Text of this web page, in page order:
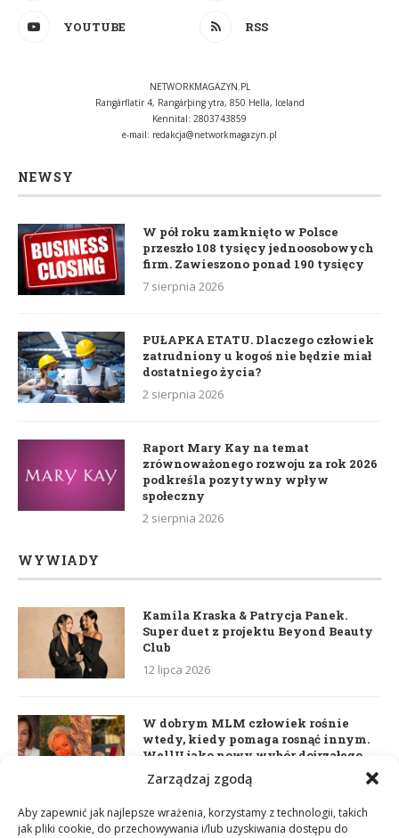
Zarządzaj zgodą
Aby zapewnić jak najlepsze wrażenia, korzystamy z technologii, takich
jak pliki cookie, do przechowywania i/lub uzyskiwania dostępu do
YOUTUBE RSS
NETWORKMAGAZYN.PL
Rangárflatir 4, Rangárþing ytra, 850 Hella, Iceland
Kennital: 2803743859
e-mail: redakcja@networkmagazyn.pl
NEWSY
W pół roku zamknięto w Polsce
przeszło 108 tysięcy jednoosobowych
firm. Zawieszono ponad 190 tysięcy
7 sierpnia 2026
PUŁAPKA ETATU. Dlaczego człowiek
zatrudniony u kogoś nie będzie miał
dostatniego życia?
2 sierpnia 2026
Raport Mary Kay na temat
zrównoważonego rozwoju za rok 2026
podkreśla pozytywny wpływ
społeczny
2 sierpnia 2026
WYWIADY
Kamila Kraska & Patrycja Panek.
Super duet z projektu Beyond Beauty
Club
12 lipca 2026
W dobrym MLM człowiek rośnie
wtedy, kiedy pomaga rosnąć innym.
WellU jako nowy wybór dojrzałego
lidera